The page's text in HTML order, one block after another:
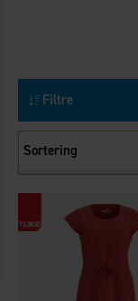
Filtre
Sortering